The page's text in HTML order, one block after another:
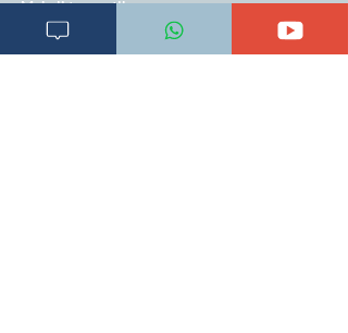
Mahali tunapatikana
Makundi mengine ya
telegram